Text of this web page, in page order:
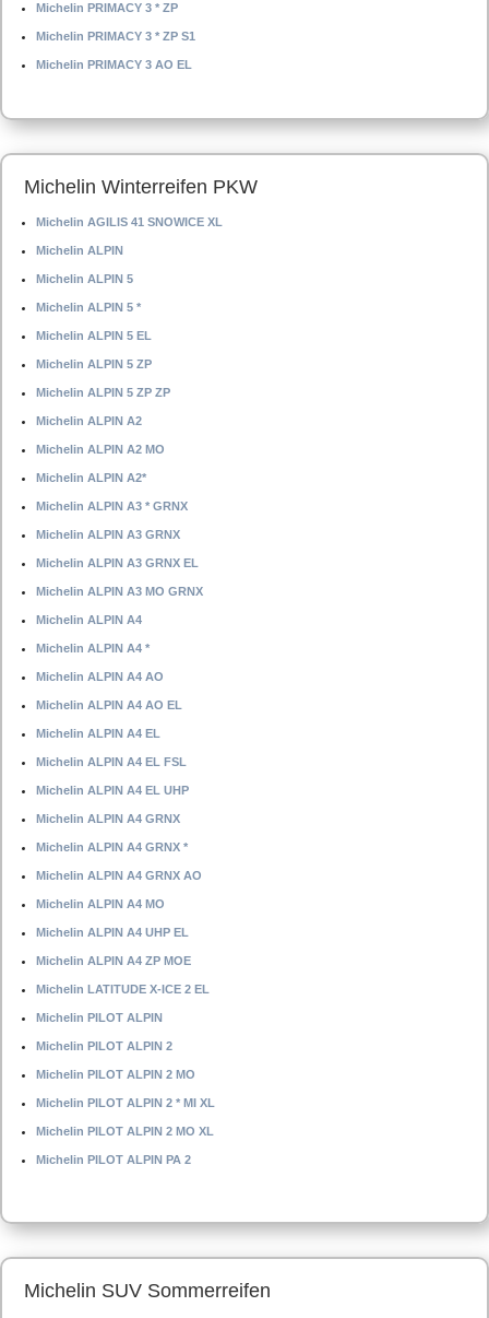
Michelin PRIMACY 3 * ZP
Michelin PRIMACY 3 * ZP S1
Michelin PRIMACY 3 AO EL
Michelin Winterreifen PKW
Michelin AGILIS 41 SNOWICE XL
Michelin ALPIN
Michelin ALPIN 5
Michelin ALPIN 5 *
Michelin ALPIN 5 EL
Michelin ALPIN 5 ZP
Michelin ALPIN 5 ZP ZP
Michelin ALPIN A2
Michelin ALPIN A2 MO
Michelin ALPIN A2*
Michelin ALPIN A3 * GRNX
Michelin ALPIN A3 GRNX
Michelin ALPIN A3 GRNX EL
Michelin ALPIN A3 MO GRNX
Michelin ALPIN A4
Michelin ALPIN A4 *
Michelin ALPIN A4 AO
Michelin ALPIN A4 AO EL
Michelin ALPIN A4 EL
Michelin ALPIN A4 EL FSL
Michelin ALPIN A4 EL UHP
Michelin ALPIN A4 GRNX
Michelin ALPIN A4 GRNX *
Michelin ALPIN A4 GRNX AO
Michelin ALPIN A4 MO
Michelin ALPIN A4 UHP EL
Michelin ALPIN A4 ZP MOE
Michelin LATITUDE X-ICE 2 EL
Michelin PILOT ALPIN
Michelin PILOT ALPIN 2
Michelin PILOT ALPIN 2 MO
Michelin PILOT ALPIN 2 * MI XL
Michelin PILOT ALPIN 2 MO XL
Michelin PILOT ALPIN PA 2
Michelin SUV Sommerreifen